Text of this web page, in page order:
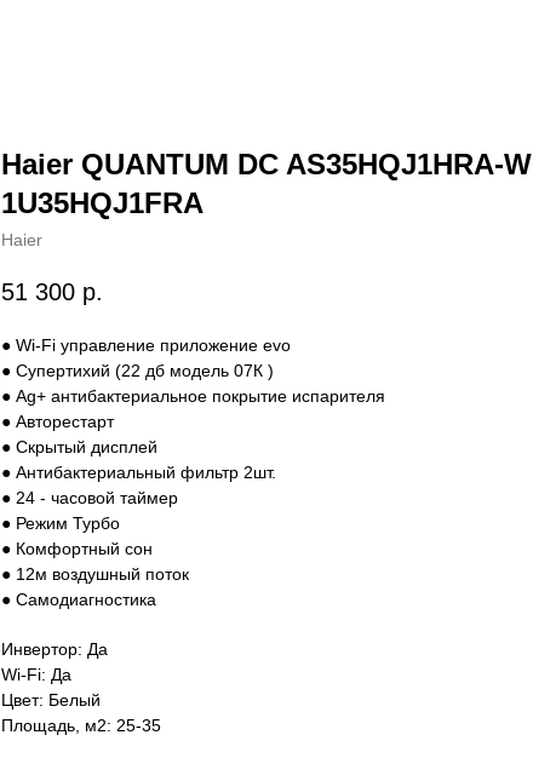
Haier QUANTUM DC AS35HQJ1HRA-W
1U35HQJ1FRA
Haier
51 300 р.
● Wi-Fi управление приложение evo
● Супертихий (22 дб модель 07К )
● Ag+ антибактериальное покрытие испарителя
● Авторестарт
● Скрытый дисплей
● Антибактериальный фильтр 2шт.
● 24 - часовой таймер
● Режим Турбо
● Комфортный сон
● 12м воздушный поток
● Самодиагностика
Инвертор: Да
Wi-Fi: Да
Цвет: Белый
Площадь, м2: 25-35